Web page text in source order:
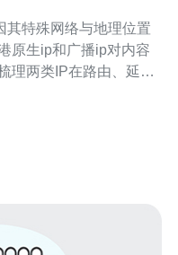
其特殊网络与地理位置
原生ip和广播ip对内容
理两类IP在路由、延
“原